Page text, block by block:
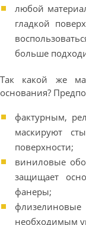
любой
гладкой
больше
Так какой же
основания?
фактурным,
маскируют
поверхности;
виниловые
защищает
фанеры;
флизелиновые
необходимым